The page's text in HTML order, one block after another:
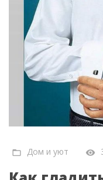
Дом и уют